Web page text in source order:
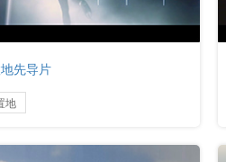
先导片
地